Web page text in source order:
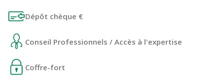
Dépôt chèque €
Conseil Professionnels / Accès à l'expertise
Coffre-fort